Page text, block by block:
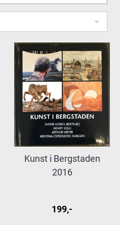
Kunst i Bergstaden
2016
199,-